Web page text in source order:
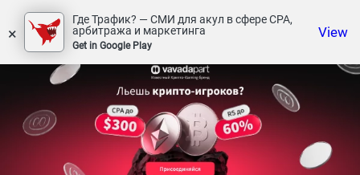
×
Где Трафик? — СМИ для акул в сфере СРА,
арбитража и маркетинга
Get in Google Play
View